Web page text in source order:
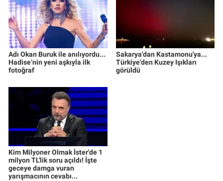
Adı Okan Buruk ile anılıyordu...
Hadise’nin yeni aşkıyla ilk
fotoğraf
Sakarya'dan Kastamonu'ya...
Türkiye'den Kuzey Işıkları
görüldü
Kim Milyoner Olmak İster'de 1
milyon TL'lik soru açıldı! İşte
geceye damga vuran
yarışmacının cevabı...